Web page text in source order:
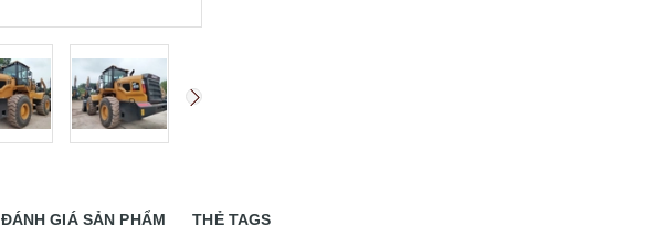
ĐÁNH GIÁ SẢN PHẨM THẺ TAGS